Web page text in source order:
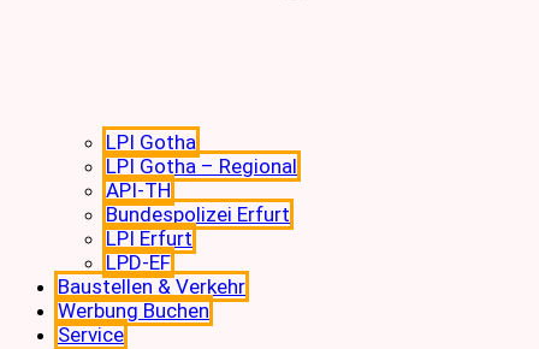
LPI Gotha
LPI Gotha – Regional
API-TH
Bundespolizei Erfurt
LPI Erfurt
LPD-EF
Baustellen & Verkehr
Werbung Buchen
Service